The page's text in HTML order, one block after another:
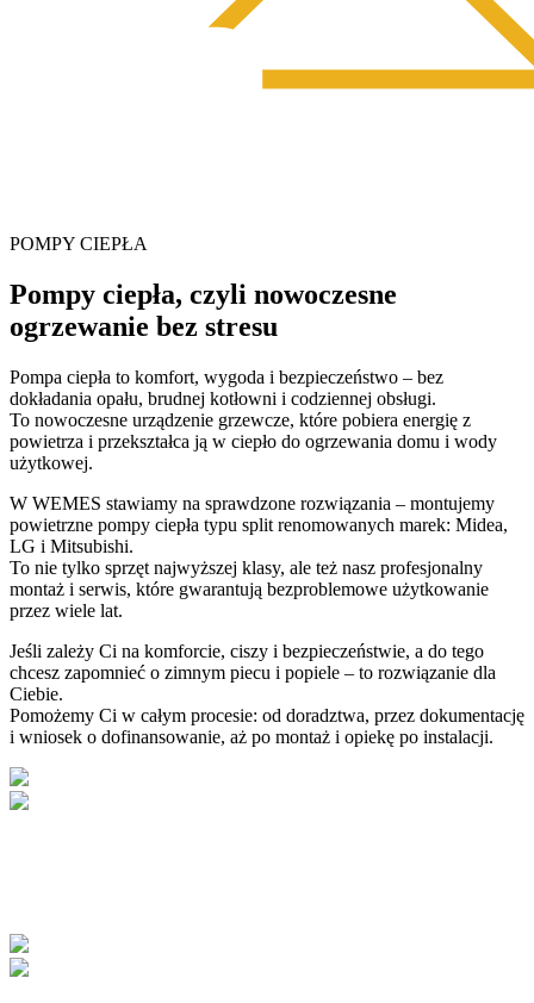
POMPY CIEPŁA
Pompy ciepła, czyli nowoczesne
ogrzewanie bez stresu
Pompa ciepła to komfort, wygoda i bezpieczeństwo – bez
dokładania opału, brudnej kotłowni i codziennej obsługi.
To nowoczesne urządzenie grzewcze, które pobiera energię z
powietrza i przekształca ją w ciepło do ogrzewania domu i wody
użytkowej.
W WEMES stawiamy na sprawdzone rozwiązania – montujemy
powietrzne pompy ciepła typu split renomowanych marek: Midea,
LG i Mitsubishi.
To nie tylko sprzęt najwyższej klasy, ale też nasz profesjonalny
montaż i serwis, które gwarantują bezproblemowe użytkowanie
przez wiele lat.
Jeśli zależy Ci na komforcie, ciszy i bezpieczeństwie, a do tego
chcesz zapomnieć o zimnym piecu i popiele – to rozwiązanie dla
Ciebie.
Pomożemy Ci w całym procesie: od doradztwa, przez dokumentację
i wniosek o dofinansowanie, aż po montaż i opiekę po instalacji.